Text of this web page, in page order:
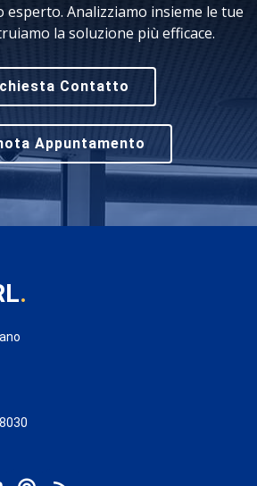
esperto. Analizziamo insieme le tue
la soluzione più efficace.
Contatto
Appuntamento
.